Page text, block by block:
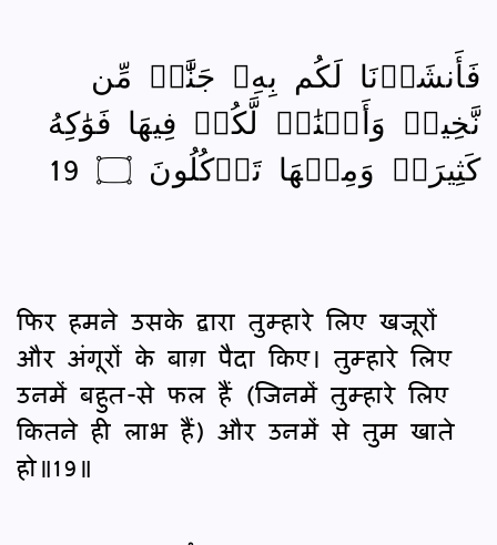
فَأَنشَأۡنَا لَكُم بِهِۦ جَنَّٰتٖ مِّن
نَّخِيلٖ وَأَعۡنَٰبٖ لَّكُمۡ فِيهَا فَوَٰكِهُ
كَثِيرَةٞ وَمِنۡهَا تَأۡكُلُونَ ۝ 19
फिर हमने उसके द्वारा तुम्हारे लिए खजूरों
और अंगूरों के बाग़ पैदा किए। तुम्हारे लिए
उनमें बहुत-से फल हैं (जिनमें तुम्हारे लिए
कितने ही लाभ हैं) और उनमें से तुम खाते
हो॥19॥